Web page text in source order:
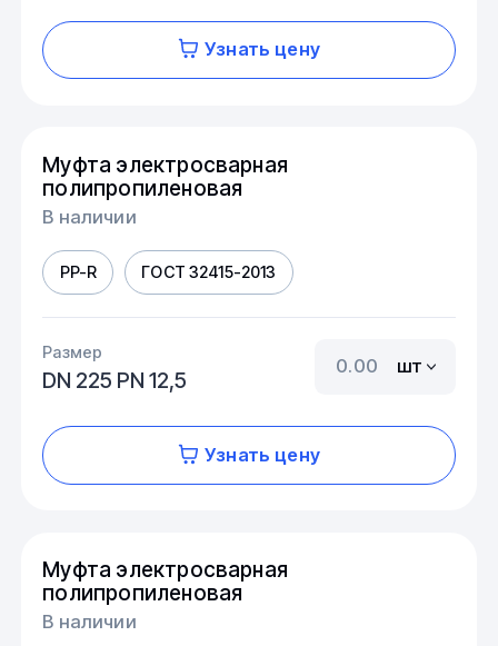
Узнать цену
Муфта электросварная
полипропиленовая
В наличии
PP-R ГОСТ 32415-2013
Размер
DN 225 PN 12,5
шт
Узнать цену
Муфта электросварная
полипропиленовая
В наличии